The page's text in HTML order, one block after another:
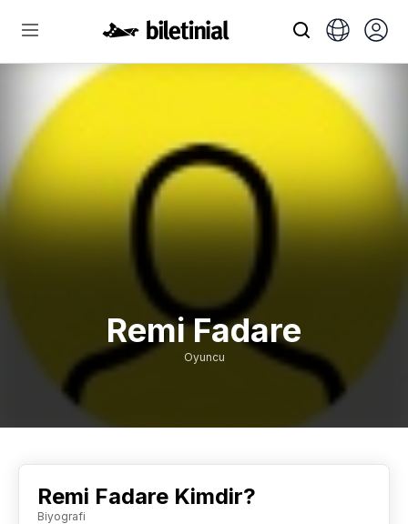
Remi Fadare
Oyuncu
Remi Fadare Kimdir?
Biyografi